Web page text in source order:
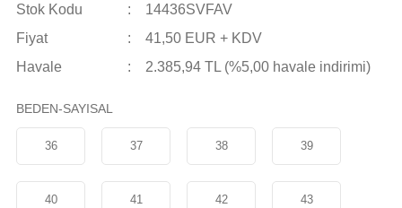
Stok Kodu
14436SVFAV
Fiyat
41,50 EUR + KDV
Havale
2.385,94 TL (%5,00 havale indirimi)
BEDEN-SAYISAL
36 37 38 39
40 41 42 43